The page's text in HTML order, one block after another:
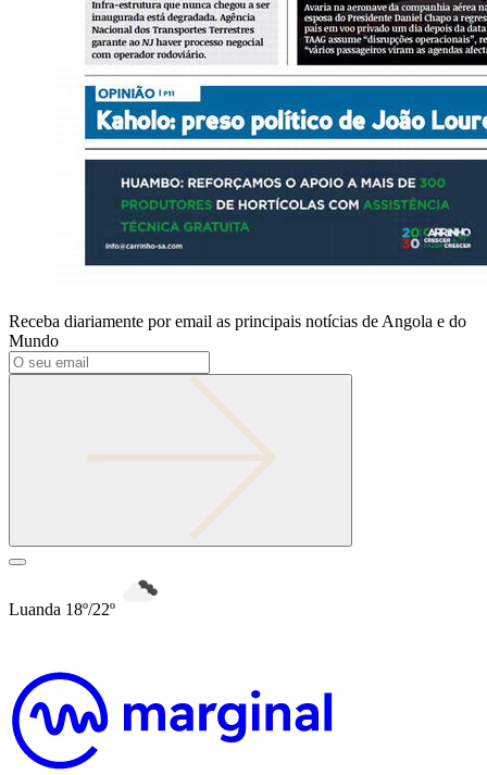
Receba diariamente por email as principais notícias de Angola e do
Mundo
Luanda 18º/22º